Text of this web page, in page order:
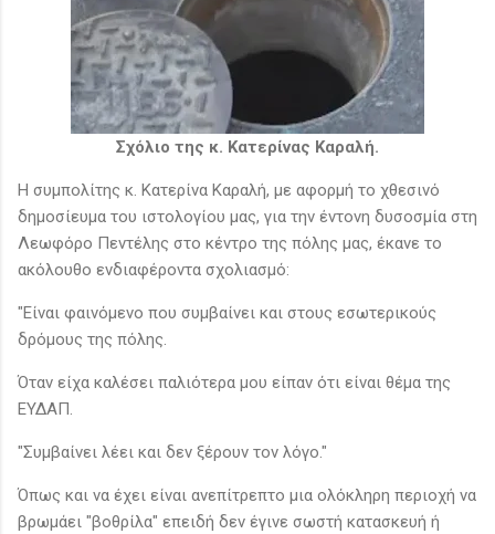
Σχόλιο της κ. Κατερίνας Καραλή.
Η συμπολίτης κ. Κατερίνα Καραλή, με αφορμή το χθεσινό
δημοσίευμα του ιστολογίου μας, για την έντονη δυσοσμία στη
Λεωφόρο Πεντέλης στο κέντρο της πόλης μας, έκανε το
ακόλουθο ενδιαφέροντα σχολιασμό:
"Είναι φαινόμενο που συμβαίνει και στους εσωτερικούς
δρόμους της πόλης.
Όταν είχα καλέσει παλιότερα μου είπαν ότι είναι θέμα της
ΕΥΔΑΠ.
"Συμβαίνει λέει και δεν ξέρουν τον λόγο."
Όπως και να έχει είναι ανεπίτρεπτο μια ολόκληρη περιοχή να
βρωμάει "βοθρίλα" επειδή δεν έγινε σωστή κατασκευή ή